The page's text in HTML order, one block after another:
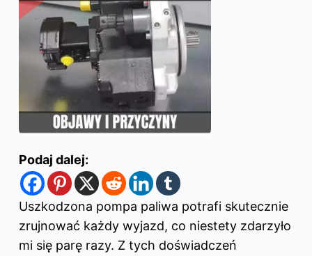
Podaj dalej:
Uszkodzona pompa paliwa potrafi skutecznie
zrujnować każdy wyjazd, co niestety zdarzyło
mi się parę razy. Z tych doświadczeń